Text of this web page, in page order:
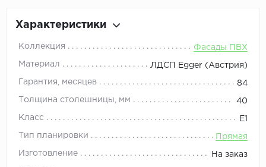
Характеристики
Коллекция Фасады ПВХ
Материал ЛДСП Egger (Австрия)
Гарантия, месяцев 84
Толщина столешницы, мм 40
Класс E1
Тип планировки Прямая
Изготовление На заказ